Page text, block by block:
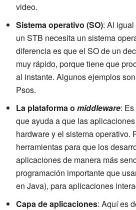
video.
Sistema operativo (SO): Al
un STB necesita un sistema
diferencia es que el SO de un
muy rápido, porque tiene que
al instante. Algunos ejemplos
Psos.
La plataforma o middleware:
que ayuda a que las
hardware y el sistema operativo.
herramientas para que los
aplicaciones de manera más
programación importante que
en Java), para aplicaciones
Capa de aplicaciones: Aquí es